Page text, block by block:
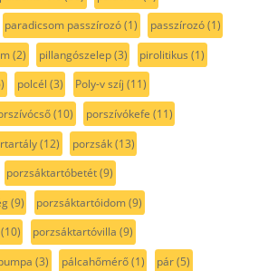
paradicsom passzírozó(1) passzírozó(1)
(2) pillangószelep(3) pirolitikus (1)
polcél (3) Poly-v szíj (11)
(10) porszívókefe (11)
(12) porzsák(13)
porzsáktartóbetét(9)
(9) porzsáktartóidom(9)
porzsáktartóvilla (9)
(3) pálcahőmérő(1) pár(5)